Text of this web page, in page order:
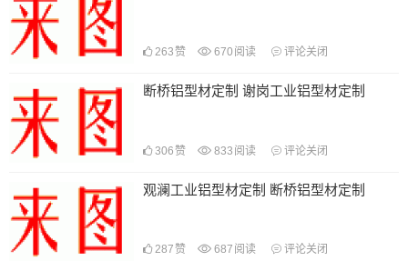
263 赞 670 阅读 评论关闭
断桥铝型材定制 谢岗工业铝型材定制
306 赞 833 阅读 评论关闭
观澜工业铝型材定制 断桥铝型材定制
287 赞 687 阅读 评论关闭